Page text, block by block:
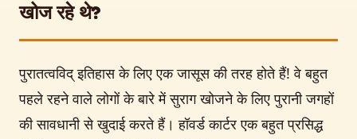
खोज रहे थे?
पुरातत्वविद् इतिहास के लिए एक जासूस की तरह होते हैं! वे बहुत
पहले रहने वाले लोगों के बारे में सुराग खोजने के लिए पुरानी जगहों
की सावधानी से खुदाई करते हैं। हॉवर्ड कार्टर एक बहुत प्रसिद्ध